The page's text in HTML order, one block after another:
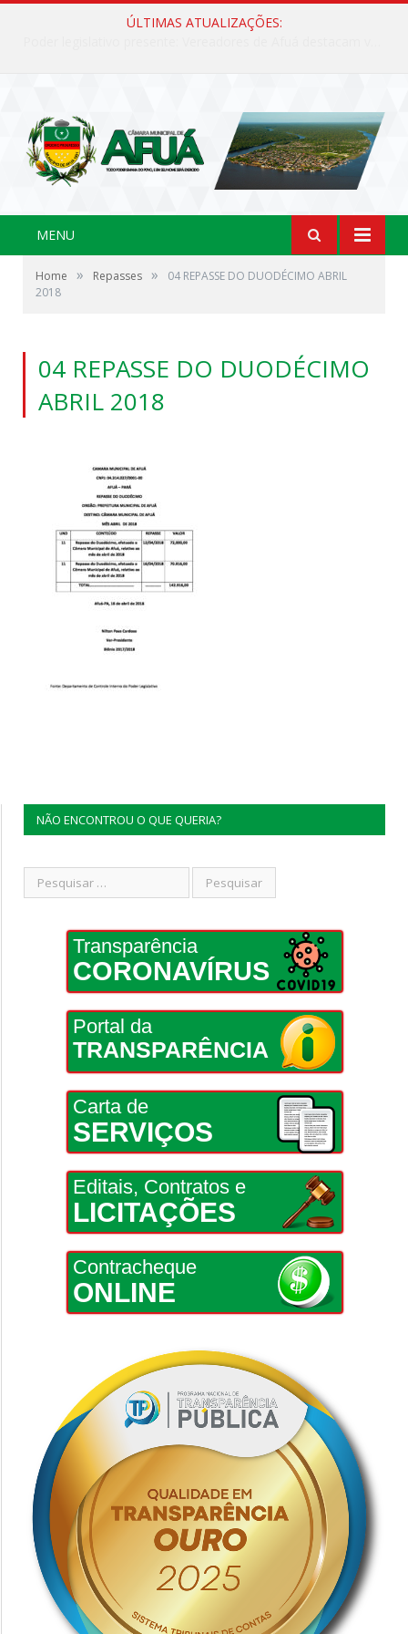
ÚLTIMAS ATUALIZAÇÕES:
MENU
Home » Repasses »
04 REPASSE DO DUODÉCIMO ABRIL
2018
04 REPASSE DO DUODÉCIMO
ABRIL 2018
NÃO ENCONTROU O QUE QUERIA?
Transparência
CORONAVÍRUS
Portal da
TRANSPARÊNCIA
Carta de
SERVIÇOS
Editais, Contratos e
LICITAÇÕES
Contracheque
ONLINE